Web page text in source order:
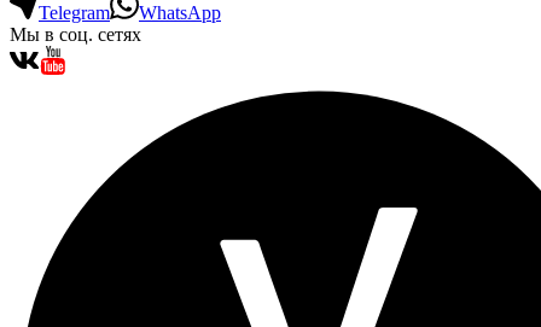
Telegram
WhatsApp
Мы в соц. сетях